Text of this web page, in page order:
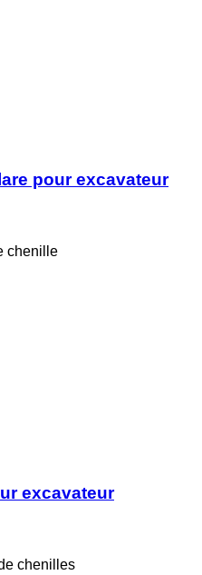
pour excavateur
chenille
excavateur
chenilles